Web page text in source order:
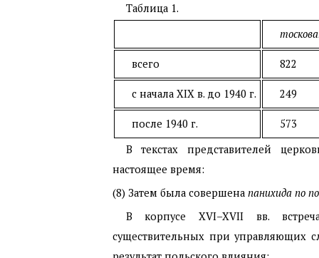
Таблица 1.
всего 822
с начала XIX в. до 1940 г. 249
после 1940 г.
573
В текстах представителей
настоящее время:
(8) Затем была совершена панихида по
В корпусеXVI–XVII вв.
существительных при управляющих